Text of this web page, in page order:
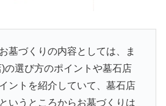
墓づくりの内容としては、ま
の選び方のポイントや墓石店
ントを紹介していて、墓石店
いうところからお墓づくりは